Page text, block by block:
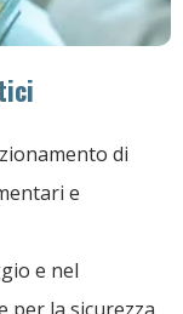
di
e
e nel
per la sicurezza